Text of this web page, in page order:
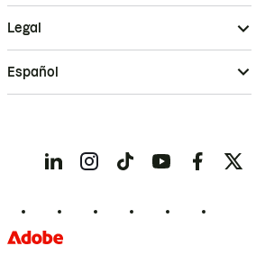
Legal
Español